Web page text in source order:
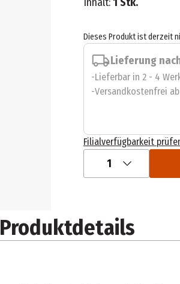
Dieses Produkt ist derzeit
Lieferung
Lieferbar in 2 - 4
Versandkostenfrei
Filialverfügbarkeit
1
Produktdetails